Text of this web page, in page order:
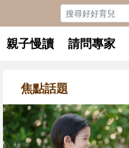
親子慢讀 請問專家
焦點話題